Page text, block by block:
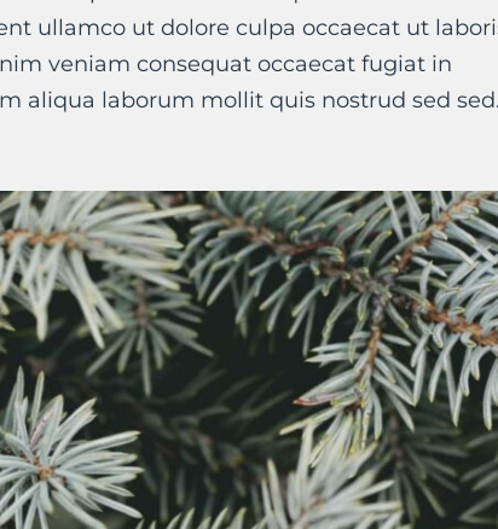
ullamco ut dolore culpa occaecat ut
veniam consequat occaecat fugiat in
aliqua laborum mollit quis nostrud sed sed.